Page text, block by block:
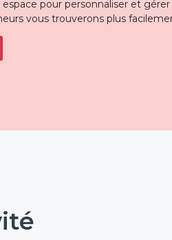
pour personnaliser et
vous trouverons plus